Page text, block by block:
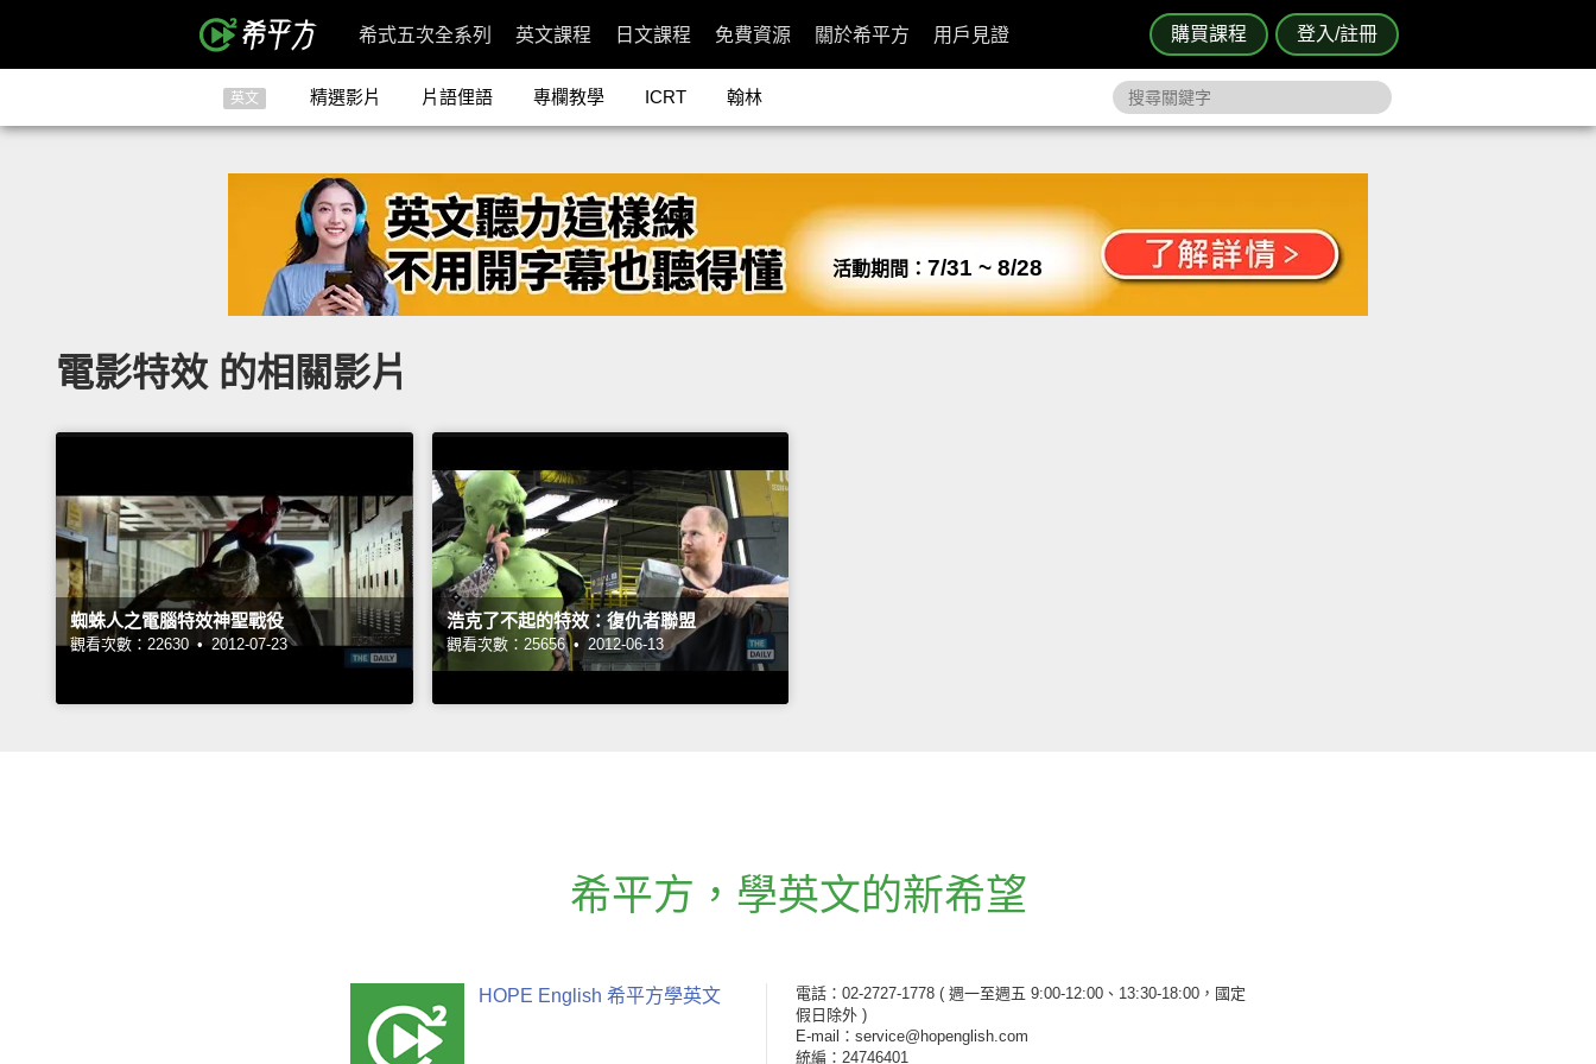
購買課程 登入/註冊
希式五次全系列 英文課程 日文課程 免費資源 關於希平方 用戶見證
英文 精選影片 片語俚語 專欄教學 ICRT 翰林
活動期間： 7/31 ~ 8/28
電影特效 的相關影片
蜘蛛人之電腦特效神聖戰役
觀看次數：22630 • 2012-07-23
浩克了不起的特效：復仇者聯盟
觀看次數：25656 • 2012-06-13
希平方 ， 學英文的新希望
HOPE English 希平方學英文 電話：02-2727-1778 ( 週一至週五 9:00-12:00、13:30-18:00，國定
假日除外 )
E-mail：service@hopenglish.com
統編：24746401